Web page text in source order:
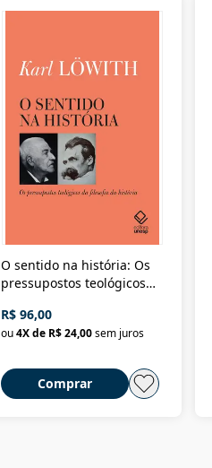
O sentido na história: Os
pressupostos teológicos
R$ 96,00
ou4X de R$ 24,00sem juros
Comprar